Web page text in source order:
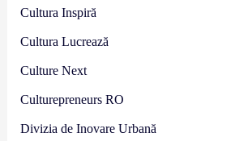
Cultura Inspiră
Cultura Lucrează
Culture Next
Culturepreneurs RO
Divizia de Inovare Urbană